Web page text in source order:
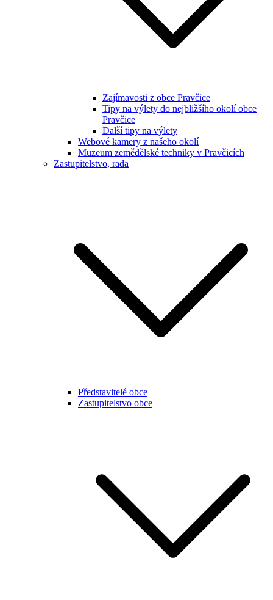
Zajímavosti z obce Pravčice
Tipy na výlety do nejbližšího okolí obce
Pravčice
Další tipy na výlety
Webové kamery z našeho okolí
Muzeum zemědělské techniky v Pravčicích
Zastupitelstvo, rada
Představitelé obce
Zastupitelstvo obce